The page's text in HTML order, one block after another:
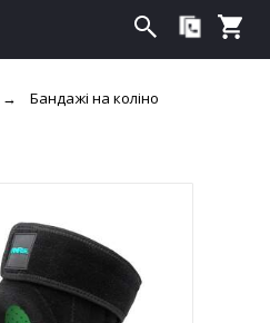
Бандажі на коліно